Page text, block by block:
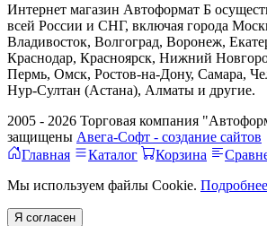
Интернет магазин Автоформат Б
всей России и СНГ, включая города
Владивосток, Волгоград, Воронеж,
Краснодар, Красноярск, Нижний
Пермь, Омск, Ростов-на-Дону, Самара,
Нур-Султан (Астана), Алматы и другие.
2005 - 2026 Торговая компания
защищены Авега-Софт - создание сайтов
Главная
Каталог Корзина
Мы используем файлы Cookie.
Я согласен